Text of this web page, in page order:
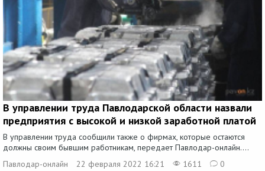
В управлении труда Павлодарской области назвали
предприятия с высокой и низкой заработной платой
В управлении труда сообщили также о фирмах, которые остаются
должны своим бывшим работникам, передает Павлодар-онлайн....
Павлодар-онлайн
22 февраля 2022 16:21 1611 0